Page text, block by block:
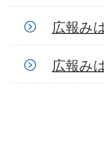
広報み
広報み